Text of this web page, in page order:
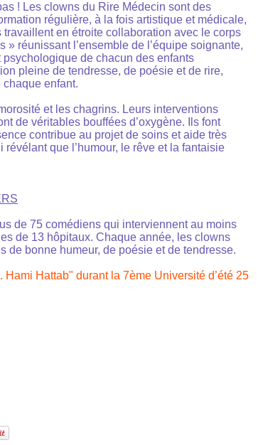
! Les clowns du Rire Médecin sont des
régulière, à la fois artistique et médicale,
en étroite collaboration avec le corps
réunissant l’ensemble de l’équipe soignante,
de chacun des enfants
pleine de tendresse, de poésie et de rire,
enfant.
et les chagrins. Leurs interventions
de véritables bouffées d’oxygène. Ils font
contribue au projet de soins et aide très
que l’humour, le rêve et la fantaisie
de 75 comédiens qui interviennent au moins
de 13 hôpitaux. Chaque année, les clowns
de bonne humeur, de poésie et de tendresse.
Hami Hattab" durant la 7ème Université d’été 25